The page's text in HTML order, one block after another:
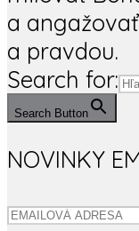
a
a pravdou.
Search for:
Search Button
NOVINKY